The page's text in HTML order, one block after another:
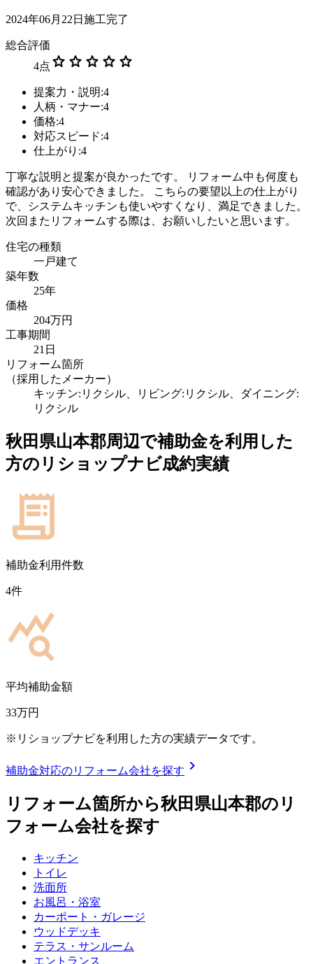
2024年06月22日施工完了
総合評価
4点 star star star star star
提案力・説明:4
人柄・マナー:4
価格:4
対応スピード:4
仕上がり:4
丁寧な説明と提案が良かったです。 リフォーム中も何度も
確認があり安心できました。 こちらの要望以上の仕上がり
で、システムキッチンも使いやすくなり、満足できました。
次回またリフォームする際は、お願いしたいと思います。
住宅の種類
一戸建て
築年数
25年
価格
204万円
工事期間
21日
リフォーム箇所
（採用したメーカー）
キッチン:リクシル、リビング:リクシル、ダイニング:
リクシル
秋田県山本郡周辺で補助金を利用した
方のリショップナビ成約実績
補助金利用件数
4件
平均補助金額
33万円
※リショップナビを利用した方の実績データです。
補助金対応のリフォーム会社を探す chevron_right
リフォーム箇所から秋田県山本郡のリ
フォーム会社を探す
キッチン
トイレ
洗面所
お風呂・浴室
カーポート・ガレージ
ウッドデッキ
テラス・サンルーム
エントランス